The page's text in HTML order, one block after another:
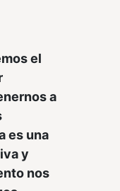
el
a
es una
y
nos